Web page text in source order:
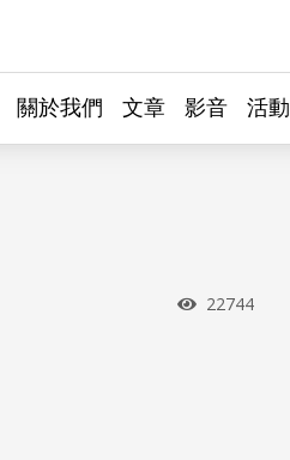
關於我們 文章 影音 活動
瀏覽次數
22744